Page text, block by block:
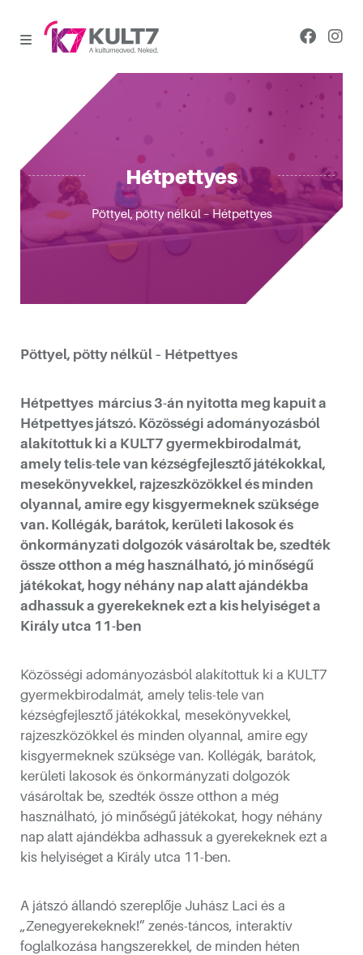
jótékonysági aukció
Hétpettyes
Pöttyel, pötty nélkül – Hétpettyes
Pöttyel, pötty nélkül – Hétpettyes
Hétpettyes március 3-án nyitotta meg kapuit a
Hétpettyes játszó. Közösségi adományozásból
alakítottuk ki a KULT7 gyermekbirodalmát,
amely telis-tele van kézségfejlesztő játékokkal,
mesekönyvekkel, rajzeszközökkel és minden
olyannal, amire egy kisgyermeknek szüksége
van. Kollégák, barátok, kerületi lakosok és
önkormányzati dolgozók vásároltak be, szedték
össze otthon a még használható, jó minőségű
játékokat, hogy néhány nap alatt ajándékba
adhassuk a gyerekeknek ezt a kis helyiséget a
Király utca 11-ben
Közösségi adományozásból alakítottuk ki a KULT7
gyermekbirodalmát, amely telis-tele van
kézségfejlesztő játékokkal, mesekönyvekkel,
rajzeszközökkel és minden olyannal, amire egy
kisgyermeknek szüksége van. Kollégák, barátok,
kerületi lakosok és önkormányzati dolgozók
vásároltak be, szedték össze otthon a még
használható, jó minőségű játékokat, hogy néhány
nap alatt ajándékba adhassuk a gyerekeknek ezt a
kis helyiséget a Király utca 11-ben.
A játszó állandó szereplője Juhász Laci és a
„Zenegyerekeknek!” zenés-táncos, interaktív
foglalkozása hangszerekkel, de minden héten